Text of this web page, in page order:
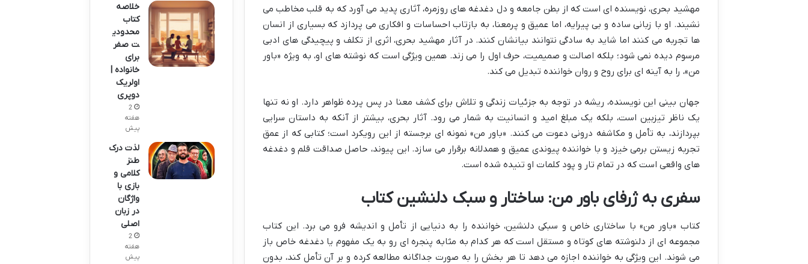
مهشید بحری، نویسنده ای است که از بطن جامعه و دل دغدغه های روزمره، آثاری پدید می آورد که به قلب مخاطب می
نشیند. او با زبانی ساده و بی پیرایه، اما عمیق و پرمعنا، به بازتاب احساسات و افکاری می پردازد که بسیاری از انسان
ها تجربه می کنند اما شاید به سادگی نتوانند بیانشان کنند. در آثار مهشید بحری، اثری از تکلف و پیچیدگی های ادبی
مرسوم دیده نمی شود؛ بلکه اصالت و صمیمیت، حرف اول را می زند. همین ویژگی است که نوشته های او، به ویژه «باور
من»، را به آینه ای برای روح و روان خواننده تبدیل می کند.
جهان بینی این نویسنده، ریشه در توجه به جزئیات زندگی و تلاش برای کشف معنا در پس پرده ظواهر دارد. او نه تنها
یک ناظر تیزبین است، بلکه یک مبلغ امید و انسانیت به شمار می رود. آثار بحری، بیشتر از آنکه به داستان سرایی
بپردازند، به تأمل و مکاشفه درونی دعوت می کنند. «باور من» نمونه ای برجسته از این رویکرد است؛ کتابی که از عمق
تجربه زیستن برمی خیزد و با خواننده پیوندی عمیق و همدلانه برقرار می سازد. این پیوند، حاصل صداقت قلم و دغدغه
های واقعی است که در تمام تار و پود کلمات او تنیده شده است.
سفری به ژرفای باور من: ساختار و سبک دلنشین کتاب
کتاب «باور من» با ساختاری خاص و سبکی دلنشین، خواننده را به دنیایی از تأمل و اندیشه فرو می برد. این کتاب
مجموعه ای از دلنوشته های کوتاه و مستقل است که هر کدام به مثابه پنجره ای رو به یک مفهوم یا دغدغه خاص باز
می شوند. این ویژگی به خواننده اجازه می دهد تا هر بخش را به صورت جداگانه مطالعه کرده و بر آن تأمل کند، بدون
خلاصه
کتاب
محدودی
ت صفر
برای
خانواده |
اولریک
دوپری
2
هفته
پیش
لذت درک
طنز
کلامی و
بازی با
واژگان
در زبان
اصلی
2
هفته
پیش